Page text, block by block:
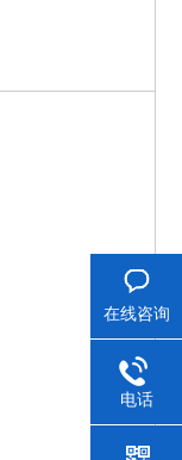
在线咨询
电话